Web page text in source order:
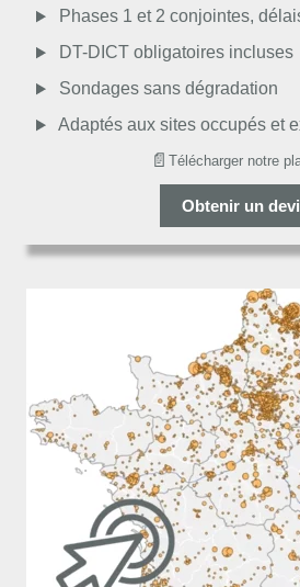
Passable
Décevant
Phases 1 et 2 conjointes,
DT-DICT obligatoires incluses
Sondages sans dégradation
Adaptés aux sites occupés et
📄 Télécharger notre
Obtenir un